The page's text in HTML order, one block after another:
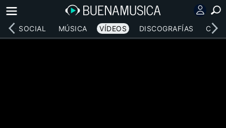
RED SOCIAL MÚSICA VÍDEOS DISCOGRAFÍAS